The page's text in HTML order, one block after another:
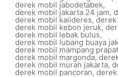
derek mobil jabodetabek,
derek mobil jakarta 24 jam,
derek mobil kalideres, derek
derek mobil kebon jeruk,
derek mobil lebak bulus,
derek mobil lubang buaya
derek mobil mampang
derek mobil margonda,
derek mobil murah jakarta,
derek mobil pancoran,